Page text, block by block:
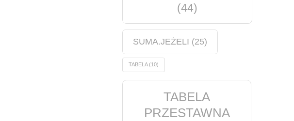
(44)
SUMA.JEŻELI (25)
TABELA(10)
TABELA
PRZESTAWNA